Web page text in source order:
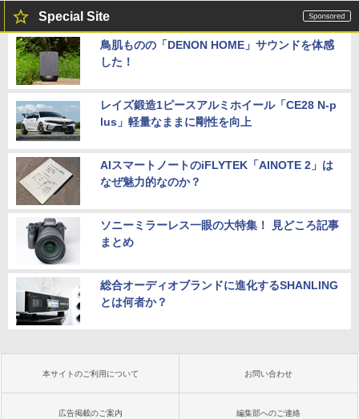
Special Site
鳥肌ものの「DENON HOME」サウンドを体感
した！
レイズ鍛造1ピースアルミホイール「CE28 N-p
lus」軽量なままに剛性を向上
AIスマートノートのiFLYTEK「AINOTE 2」は
なぜ魅力的なのか？
ソニーミラーレス一眼の大特集！ 見どころ記事
まとめ
総合オーディオブランドに進化するSHANLING
とは何者か？
本サイトのご利用について お問い合わせ
広告掲載のご案内 編集部へのご連絡